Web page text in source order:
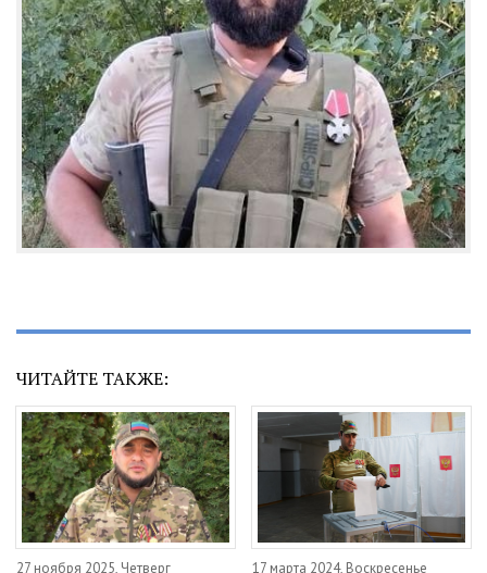
ЧИТАЙТЕ ТАКЖЕ:
27 ноября 2025, Четверг 17 марта 2024, Воскресенье